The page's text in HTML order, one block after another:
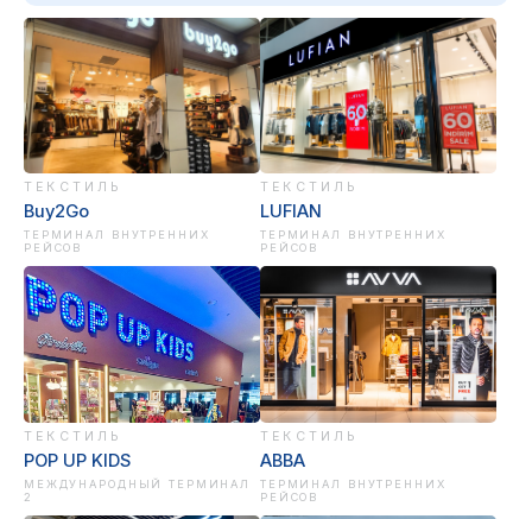
ТЕКСТИЛЬ
Buy2Go
ТЕРМИНАЛ ВНУТРЕННИХ
РЕЙСОВ
ТЕКСТИЛЬ
LUFIAN
ТЕРМИНАЛ ВНУТРЕННИХ
РЕЙСОВ
ТЕКСТИЛЬ
POP UP KIDS
МЕЖДУНАРОДНЫЙ ТЕРМИНАЛ
2
ТЕКСТИЛЬ
АВВА
ТЕРМИНАЛ ВНУТРЕННИХ
РЕЙСОВ